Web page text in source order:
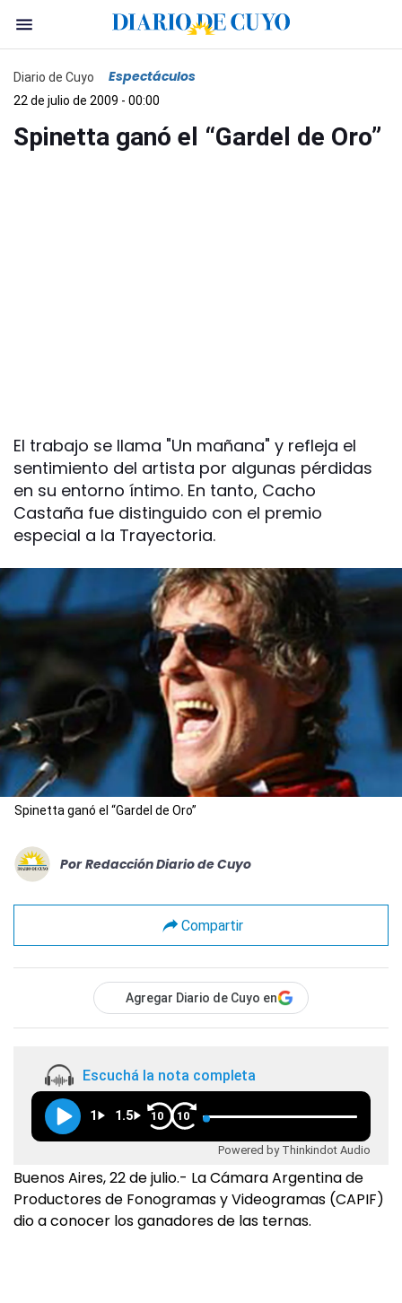
Diario de Cuyo Espectáculos
22 de julio de 2009 - 00:00
Spinetta ganó el “Gardel de Oro”
El trabajo se llama "Un mañana" y refleja el
sentimiento del artista por algunas pérdidas
en su entorno íntimo. En tanto, Cacho
Castaña fue distinguido con el premio
especial a la Trayectoria.
Spinetta ganó el “Gardel de Oro”
Por Redacción Diario de Cuyo
Compartir
Agregar Diario de Cuyo en
Escuchá la nota completa
1 1.5 10 10
Powered by Thinkindot Audio
Buenos Aires, 22 de julio.- La Cámara Argentina de
Productores de Fonogramas y Videogramas (CAPIF)
dio a conocer los ganadores de las ternas.